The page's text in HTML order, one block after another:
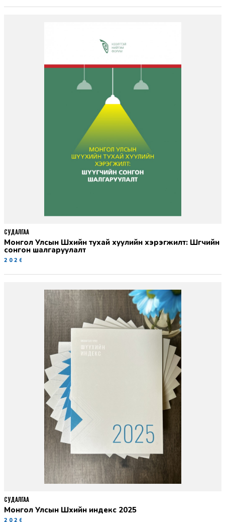
Монгол Улсын Шүүхийн тухай хуулийн хэрэгжилт: Шүүгчийн
сонгон шалгаруулалт
2026-06-19
СУДАЛГАА
Монгол Улсын Шүүхийн индекс 2025
2026-06-11
СУДАЛГАА